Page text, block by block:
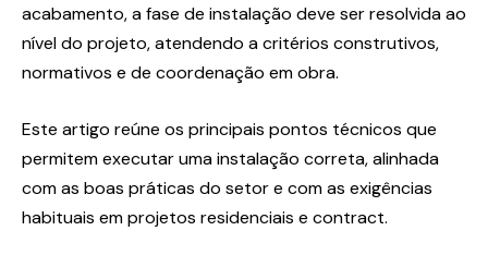
acabamento, a fase de instalação deve ser resolvida ao
nível do projeto, atendendo a critérios construtivos,
normativos e de coordenação em obra.
Este artigo reúne os principais pontos técnicos que
permitem executar uma instalação correta, alinhada
com as boas práticas do setor e com as exigências
habituais em projetos residenciais e contract.